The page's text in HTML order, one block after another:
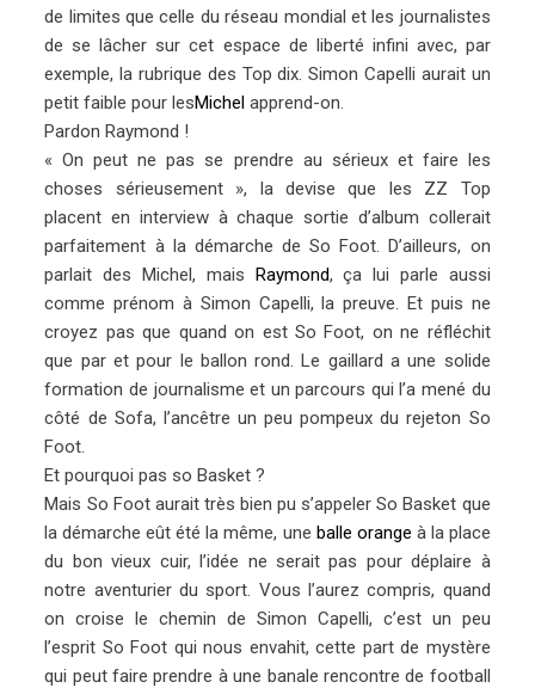
de limites que celle du réseau mondial et les journalistes
de se lâcher sur cet espace de liberté infini avec, par
exemple, la rubrique des Top dix. Simon Capelli aurait un
petit faible pour lesMichel apprend-on.
Pardon Raymond !
« On peut ne pas se prendre au sérieux et faire les
choses sérieusement », la devise que les ZZ Top
placent en interview à chaque sortie d’album collerait
parfaitement à la démarche de So Foot. D’ailleurs, on
parlait des Michel, mais Raymond, ça lui parle aussi
comme prénom à Simon Capelli, la preuve. Et puis ne
croyez pas que quand on est So Foot, on ne réfléchit
que par et pour le ballon rond. Le gaillard a une solide
formation de journalisme et un parcours qui l’a mené du
côté de Sofa, l’ancêtre un peu pompeux du rejeton So
Foot.
Et pourquoi pas so Basket ?
Mais So Foot aurait très bien pu s’appeler So Basket que
la démarche eût été la même, une balle orange à la place
du bon vieux cuir, l’idée ne serait pas pour déplaire à
notre aventurier du sport. Vous l’aurez compris, quand
on croise le chemin de Simon Capelli, c’est un peu
l’esprit So Foot qui nous envahit, cette part de mystère
qui peut faire prendre à une banale rencontre de football